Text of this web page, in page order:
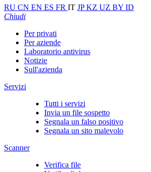
RU CN EN ES FR IT JPKZ UZ BY ID
Chiudi
Per privati
Per aziende
Laboratorio antivirus
Notizie
Sull'azienda
Servizi
Tutti i servizi
Invia un file sospetto
Segnala un falso positivo
Segnala un sito malevolo
Scanner
Verifica file